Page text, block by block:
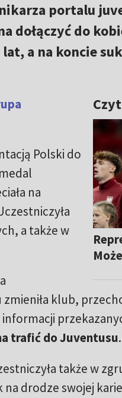
portalu
dołączyć do
a na koncie
Polski do
na
a także w
klub,
informacji
trafić do Juventusu.
także w
drodze swojej